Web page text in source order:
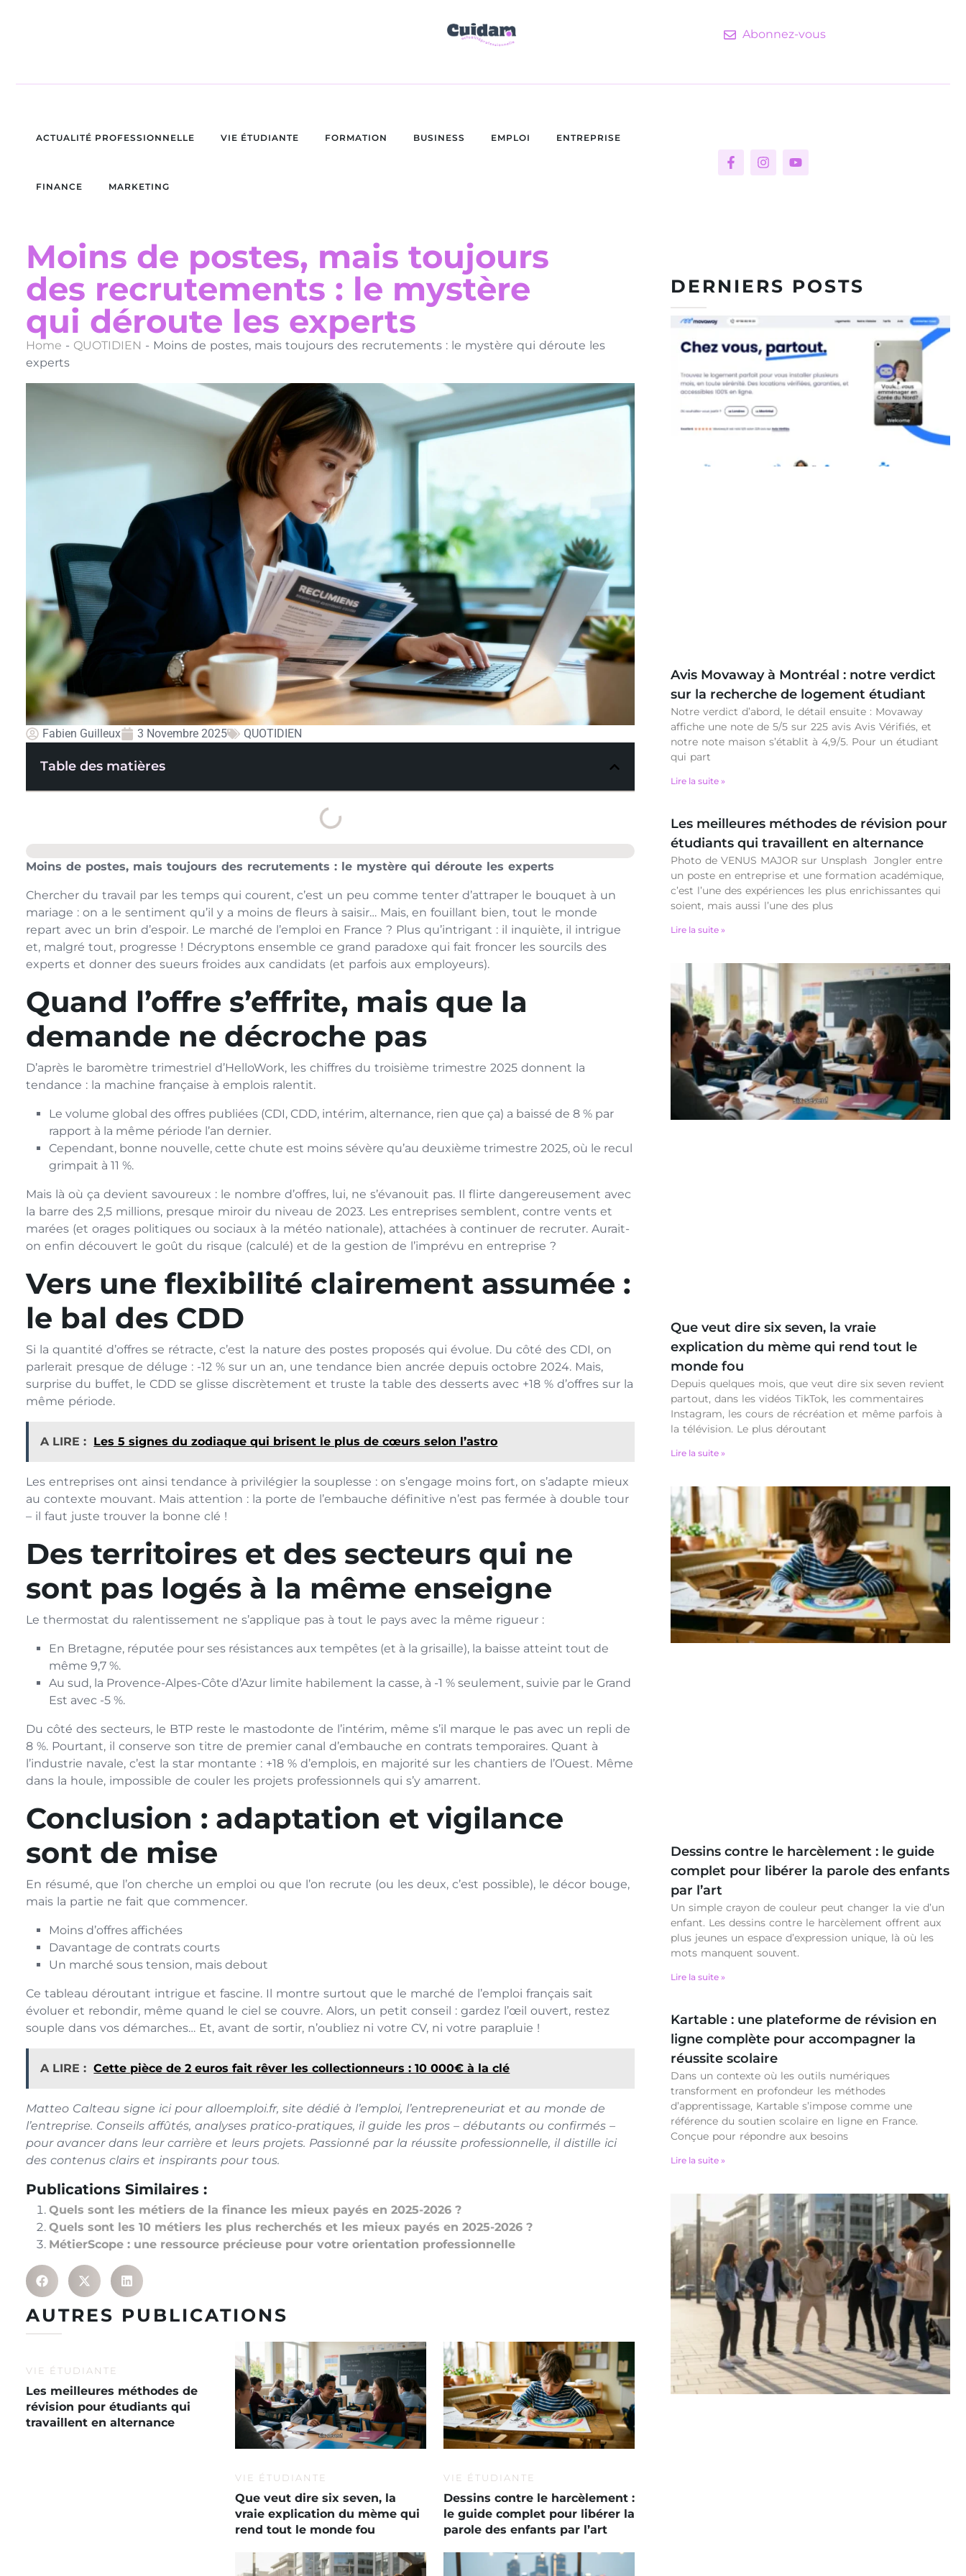
Abonnez-vous
ACTUALITÉ PROFESSIONNELLE VIE ÉTUDIANTE FORMATION BUSINESS EMPLOI ENTREPRISE
FINANCE MARKETING
DERNIERS POSTS
Avis Movaway à Montréal : notre verdict
sur la recherche de logement étudiant
Notre verdict d’abord, le détail ensuite : Movaway
affiche une note de 5/5 sur 225 avis Avis Vérifiés, et
notre note maison s’établit à 4,9/5. Pour un étudiant
qui part
Lire la suite »
Les meilleures méthodes de révision pour
étudiants qui travaillent en alternance
Photo de VENUS MAJOR sur Unsplash Jongler entre
un poste en entreprise et une formation académique,
c’est l’une des expériences les plus enrichissantes qui
soient, mais aussi l’une des plus
Lire la suite »
Que veut dire six seven, la vraie
explication du mème qui rend tout le
monde fou
Depuis quelques mois, que veut dire six seven revient
partout, dans les vidéos TikTok, les commentaires
Instagram, les cours de récréation et même parfois à
la télévision. Le plus déroutant
Lire la suite »
Dessins contre le harcèlement : le guide
complet pour libérer la parole des enfants
par l’art
Un simple crayon de couleur peut changer la vie d’un
enfant. Les dessins contre le harcèlement offrent aux
plus jeunes un espace d’expression unique, là où les
mots manquent souvent.
Lire la suite »
Kartable : une plateforme de révision en
ligne complète pour accompagner la
réussite scolaire
Dans un contexte où les outils numériques
transforment en profondeur les méthodes
d’apprentissage, Kartable s’impose comme une
référence du soutien scolaire en ligne en France.
Conçue pour répondre aux besoins
Lire la suite »
Moins de postes, mais toujours
des recrutements : le mystère
qui déroute les experts
Home - QUOTIDIEN - Moins de postes, mais toujours des recrutements : le mystère qui déroute les
experts
Fabien Guilleux 3 Novembre 2025 QUOTIDIEN
Table des matières
Moins de postes, mais toujours des recrutements : le mystère qui déroute les experts
Chercher du travail par les temps qui courent, c’est un peu comme tenter d’attraper le bouquet à un
mariage : on a le sentiment qu’il y a moins de fleurs à saisir… Mais, en fouillant bien, tout le monde
repart avec un brin d’espoir. Le marché de l’emploi en France ? Plus qu’intrigant : il inquiète, il intrigue
et, malgré tout, progresse ! Décryptons ensemble ce grand paradoxe qui fait froncer les sourcils des
experts et donner des sueurs froides aux candidats (et parfois aux employeurs).
Quand l’offre s’effrite, mais que la
demande ne décroche pas
D’après le baromètre trimestriel d’HelloWork, les chiffres du troisième trimestre 2025 donnent la
tendance : la machine française à emplois ralentit.
Le volume global des offres publiées (CDI, CDD, intérim, alternance, rien que ça) a baissé de 8 % par
rapport à la même période l’an dernier.
Cependant, bonne nouvelle, cette chute est moins sévère qu’au deuxième trimestre 2025, où le recul
grimpait à 11 %.
Mais là où ça devient savoureux : le nombre d’offres, lui, ne s’évanouit pas. Il flirte dangereusement avec
la barre des 2,5 millions, presque miroir du niveau de 2023. Les entreprises semblent, contre vents et
marées (et orages politiques ou sociaux à la météo nationale), attachées à continuer de recruter. Aurait-
on enfin découvert le goût du risque (calculé) et de la gestion de l’imprévu en entreprise ?
Vers une flexibilité clairement assumée :
le bal des CDD
Si la quantité d’offres se rétracte, c’est la nature des postes proposés qui évolue. Du côté des CDI, on
parlerait presque de déluge : -12 % sur un an, une tendance bien ancrée depuis octobre 2024. Mais,
surprise du buffet, le CDD se glisse discrètement et truste la table des desserts avec +18 % d’offres sur la
même période.
A LIRE : Les 5 signes du zodiaque qui brisent le plus de cœurs selon l’astro
Les entreprises ont ainsi tendance à privilégier la souplesse : on s’engage moins fort, on s’adapte mieux
au contexte mouvant. Mais attention : la porte de l’embauche définitive n’est pas fermée à double tour
– il faut juste trouver la bonne clé !
Des territoires et des secteurs qui ne
sont pas logés à la même enseigne
Le thermostat du ralentissement ne s’applique pas à tout le pays avec la même rigueur :
En Bretagne, réputée pour ses résistances aux tempêtes (et à la grisaille), la baisse atteint tout de
même 9,7 %.
Au sud, la Provence-Alpes-Côte d’Azur limite habilement la casse, à -1 % seulement, suivie par le Grand
Est avec -5 %.
Du côté des secteurs, le BTP reste le mastodonte de l’intérim, même s’il marque le pas avec un repli de
8 %. Pourtant, il conserve son titre de premier canal d’embauche en contrats temporaires. Quant à
l’industrie navale, c’est la star montante : +18 % d’emplois, en majorité sur les chantiers de l’Ouest. Même
dans la houle, impossible de couler les projets professionnels qui s’y amarrent.
Conclusion : adaptation et vigilance
sont de mise
En résumé, que l’on cherche un emploi ou que l’on recrute (ou les deux, c’est possible), le décor bouge,
mais la partie ne fait que commencer.
Moins d’offres affichées
Davantage de contrats courts
Un marché sous tension, mais debout
Ce tableau déroutant intrigue et fascine. Il montre surtout que le marché de l’emploi français sait
évoluer et rebondir, même quand le ciel se couvre. Alors, un petit conseil : gardez l’œil ouvert, restez
souple dans vos démarches… Et, avant de sortir, n’oubliez ni votre CV, ni votre parapluie !
A LIRE : Cette pièce de 2 euros fait rêver les collectionneurs : 10 000€ à la clé
Matteo Calteau signe ici pour alloemploi.fr, site dédié à l’emploi, l’entrepreneuriat et au monde de
l’entreprise. Conseils affûtés, analyses pratico-pratiques, il guide les pros – débutants ou confirmés –
pour avancer dans leur carrière et leurs projets. Passionné par la réussite professionnelle, il distille ici
des contenus clairs et inspirants pour tous.
Publications Similaires :
Quels sont les métiers de la finance les mieux payés en 2025-2026 ?
Quels sont les 10 métiers les plus recherchés et les mieux payés en 2025-2026 ?
MétierScope : une ressource précieuse pour votre orientation professionnelle
AUTRES PUBLICATIONS
VIE ÉTUDIANTE
Les meilleures méthodes de
révision pour étudiants qui
travaillent en alternance
VIE ÉTUDIANTE
Que veut dire six seven, la
vraie explication du mème qui
rend tout le monde fou
VIE ÉTUDIANTE
Dessins contre le harcèlement :
le guide complet pour libérer la
parole des enfants par l’art